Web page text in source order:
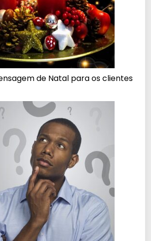
de Natal para os clientes